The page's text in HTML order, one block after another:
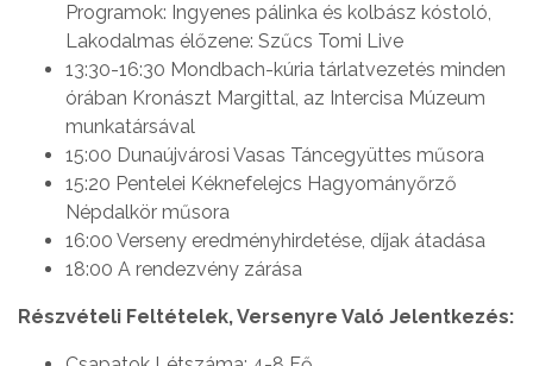
Programok: Ingyenes pálinka és kolbász kóstoló,
Lakodalmas élőzene: Szűcs Tomi Live
13:30-16:30 Mondbach-kúria tárlatvezetés minden
órában Kronászt Margittal, az Intercisa Múzeum
munkatársával
15:00 Dunaújvárosi Vasas Táncegyüttes műsora
15:20 Pentelei Kéknefelejcs Hagyományőrző
Népdalkör műsora
16:00 Verseny eredményhirdetése, díjak átadása
18:00 A rendezvény zárása
Részvételi Feltételek, Versenyre Való Jelentkezés: